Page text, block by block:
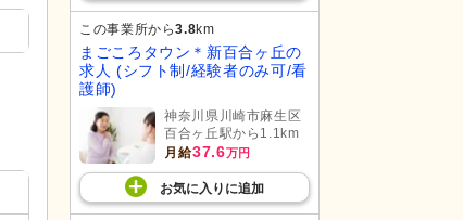
この事業所から3.8km
まごころタウン＊新百合ヶ丘の
求人 (シフト制/経験者のみ可/看
護師)
神奈川県川崎市麻生区
百合ヶ丘駅から1.1km
月給37.6万円
お気に入り に追加